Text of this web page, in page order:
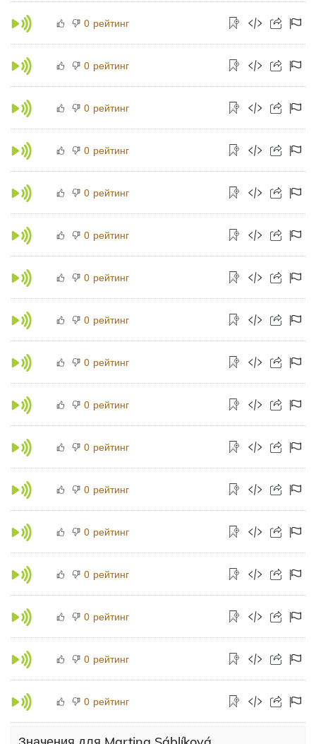
0 рейтинг
0 рейтинг
0 рейтинг
0 рейтинг
0 рейтинг
0 рейтинг
0 рейтинг
0 рейтинг
0 рейтинг
0 рейтинг
0 рейтинг
0 рейтинг
0 рейтинг
0 рейтинг
0 рейтинг
0 рейтинг
0 рейтинг